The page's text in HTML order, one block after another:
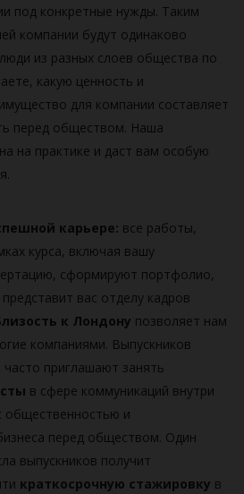
под конкретные нужды. Таким
компании будут одинаково
из разных слоев общества по
какую ценность и
для компании составляет
перед обществом. Наша
на практике и даст вам особую
карьере: все работы,
курса, включая вашу
сформируют портфолио,
вас отделу кадров
к Лондону позволяет нам
компаниями. Выпускников
приглашают занять
в сфере коммуникаций внутри
общественностью и
перед обществом. Один
выпускников получит
краткосрочную стажировку в